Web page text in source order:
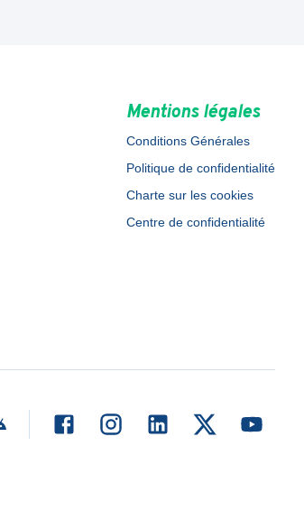
Mentions légales
Conditions Générales
Politique de confidentialité
Charte sur les cookies
Centre de confidentialité